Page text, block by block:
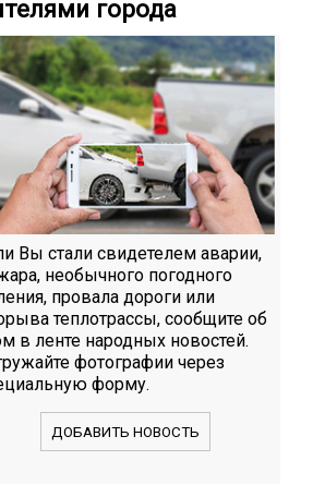
города
Вы стали свидетелем аварии,
необычного погодного
провала дороги или
теплотрассы, сообщите об
в ленте народных новостей.
фотографии через
форму.
ДОБАВИТЬ НОВОСТЬ